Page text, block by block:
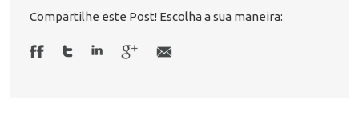
Compartilhe este Post! Escolha a sua maneira: